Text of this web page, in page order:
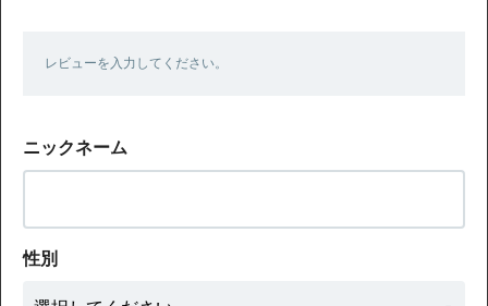
レビューを入力してください。
ニックネーム
性別